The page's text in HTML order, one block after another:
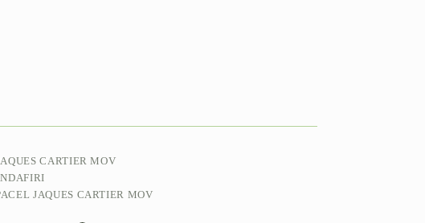
CARTIER MOV
JAQUES CARTIER MOV